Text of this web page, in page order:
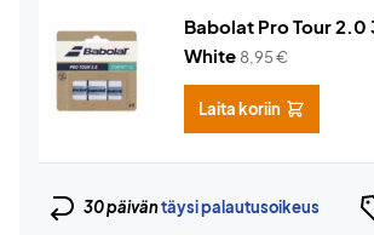
Babolat Pro Tour
White 8,95€
Laita koriin
30 päiväntäysi palautusoikeus